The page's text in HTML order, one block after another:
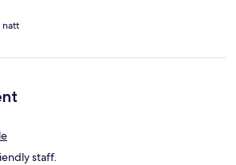
natt
staff.